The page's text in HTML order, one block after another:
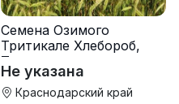
Семена Озимого
Тритикале Хлебороб,
Тихон
Не указана
Краснодарский край